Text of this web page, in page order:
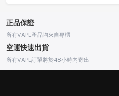
正品保證
所有VAPE產品均來自專櫃
空運快速出貨
所有VAPE訂單將於48小時内寄出